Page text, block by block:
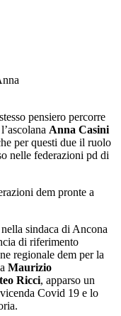
pensiero percorre
Anna Casini
per questi due il ruolo
nelle federazioni pd di
dem pronte a
sindaca di Ancona
di riferimento
regionale dem per la
Maurizio
Ricci, apparso un
Covid 19 e lo